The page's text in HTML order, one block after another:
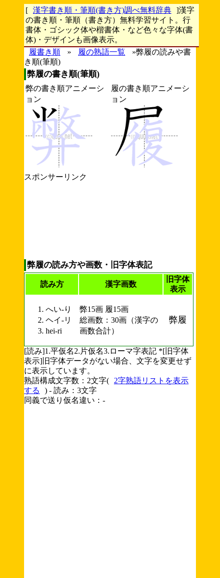
[ 漢字書き順・筆順(書き方)調べ無料辞典 ]漢字
の書き順・筆順（書き方）無料学習サイト。行
書体・ゴシック体や楷書体・など色々な字体(書
体)・デザインも画像表示。
履書き順
» 履の熟語一覧
»弊履の読みや書
き順(筆順)
弊履の書き順(筆順)
弊の書き順アニメーシ
ョン
履の書き順アニメーシ
ョン
スポンサーリンク
弊履の読み方や画数・旧字体表記
読み方 漢字画数
旧字体
表示
へい-り
ヘイ-リ
hei-ri
弊15画 履15画
総画数：30画（漢字の
画数合計）
弊履
[読み]1.平仮名2.片仮名3.ローマ字表記 *[旧字体
表示]旧字体データがない場合、文字を変更せず
に表示しています。
熟語構成文字数：2文字(
2字熟語リストを表示
する
) - 読み：3文字
同義で送り仮名違い：-